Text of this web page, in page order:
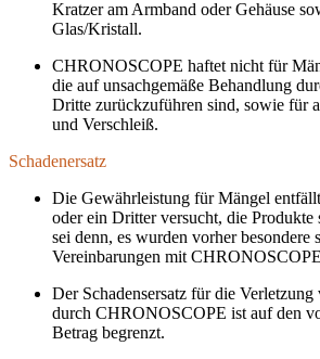
Kratzer am Armband oder Gehäuse
Glas/Kristall.
CHRONOSCOPE haftet nicht für
die auf unsachgemäße Behandlung
Dritte zurückzuführen sind, sowie für
und Verschleiß.
Schadenersatz
Die Gewährleistung für Mängel
oder ein Dritter versucht, die Produkte
sei denn, es wurden vorher besondere
Vereinbarungen mit
Der Schadensersatz für die
durch CHRONOSCOPE ist auf den
Betrag begrenzt.